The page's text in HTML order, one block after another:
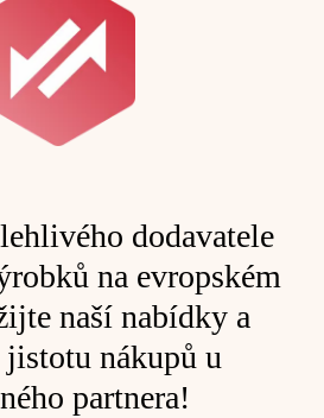
dodavatele
na evropském
naší nabídky a
nákupů u
partnera!